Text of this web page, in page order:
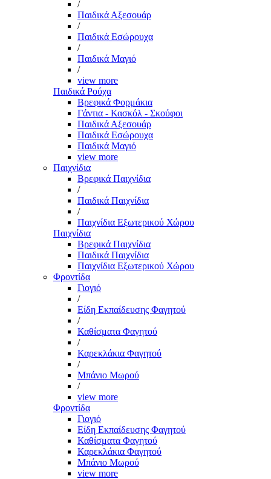
/
Παιδικά Αξεσουάρ
/
Παιδικά Εσώρουχα
/
Παιδικά Μαγιό
/
view more
Παιδικά Ρούχα
Βρεφικά Φορμάκια
Γάντια - Κασκόλ - Σκούφοι
Παιδικά Αξεσουάρ
Παιδικά Εσώρουχα
Παιδικά Μαγιό
view more
Παιχνίδια
Βρεφικά Παιχνίδια
/
Παιδικά Παιχνίδια
/
Παιχνίδια Εξωτερικού Χώρου
Παιχνίδια
Βρεφικά Παιχνίδια
Παιδικά Παιχνίδια
Παιχνίδια Εξωτερικού Χώρου
Φροντίδα
Γιογιό
/
Είδη Εκπαίδευσης Φαγητού
/
Καθίσματα Φαγητού
/
Καρεκλάκια Φαγητού
/
Μπάνιο Μωρού
/
view more
Φροντίδα
Γιογιό
Είδη Εκπαίδευσης Φαγητού
Καθίσματα Φαγητού
Καρεκλάκια Φαγητού
Μπάνιο Μωρού
view more